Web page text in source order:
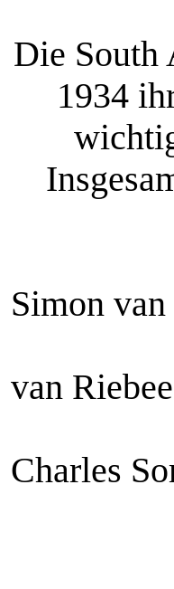
Die South
1934
Simon
van
Charles